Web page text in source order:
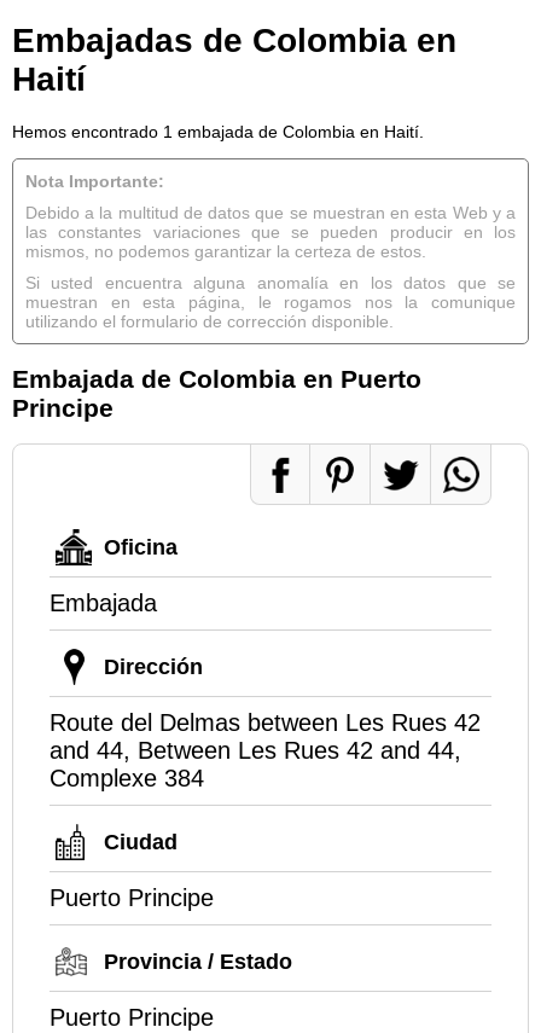
Embajadas de Colombia en
Haití
Hemos encontrado 1 embajada de Colombia en Haití.
Nota Importante:
Debido a la multitud de datos que se muestran en esta Web y a
las constantes variaciones que se pueden producir en los
mismos, no podemos garantizar la certeza de estos.
Si usted encuentra alguna anomalía en los datos que se
muestran en esta página, le rogamos nos la comunique
utilizando el formulario de corrección disponible.
Embajada de Colombia en Puerto
Principe
Oficina
Embajada
Dirección
Route del Delmas between Les Rues 42
and 44, Between Les Rues 42 and 44,
Complexe 384
Ciudad
Puerto Principe
Provincia / Estado
Puerto Principe